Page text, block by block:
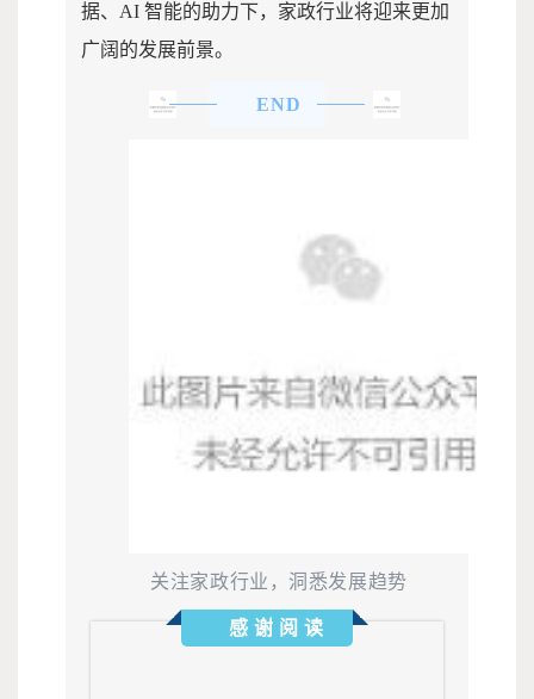
据、AI 智能的助力下，家政行业将迎来更加
广阔的发展前景。
END
关注家政行业，洞悉发展趋势
感谢阅读